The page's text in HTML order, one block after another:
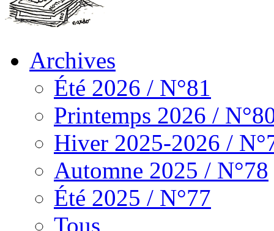
Archives
Été 2026 / N°81
Printemps 2026 /
Hiver 2025-2026 /
Automne 2025 / N°78
Été 2025 / N°77
Tous